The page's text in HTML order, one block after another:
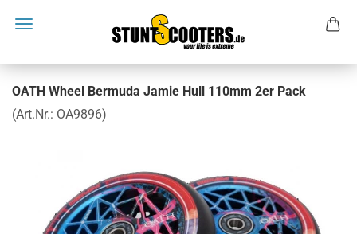
OATH Wheel Bermuda Jamie Hull 110mm 2er Pack
(Art.Nr.: OA9896)